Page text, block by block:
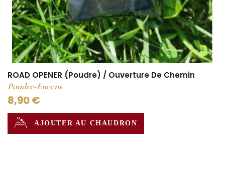
ROAD OPENER (Poudre) / Ouverture De Chemin
Poudre-Encens
8,90 €
AJOUTER AU CHAUDRON